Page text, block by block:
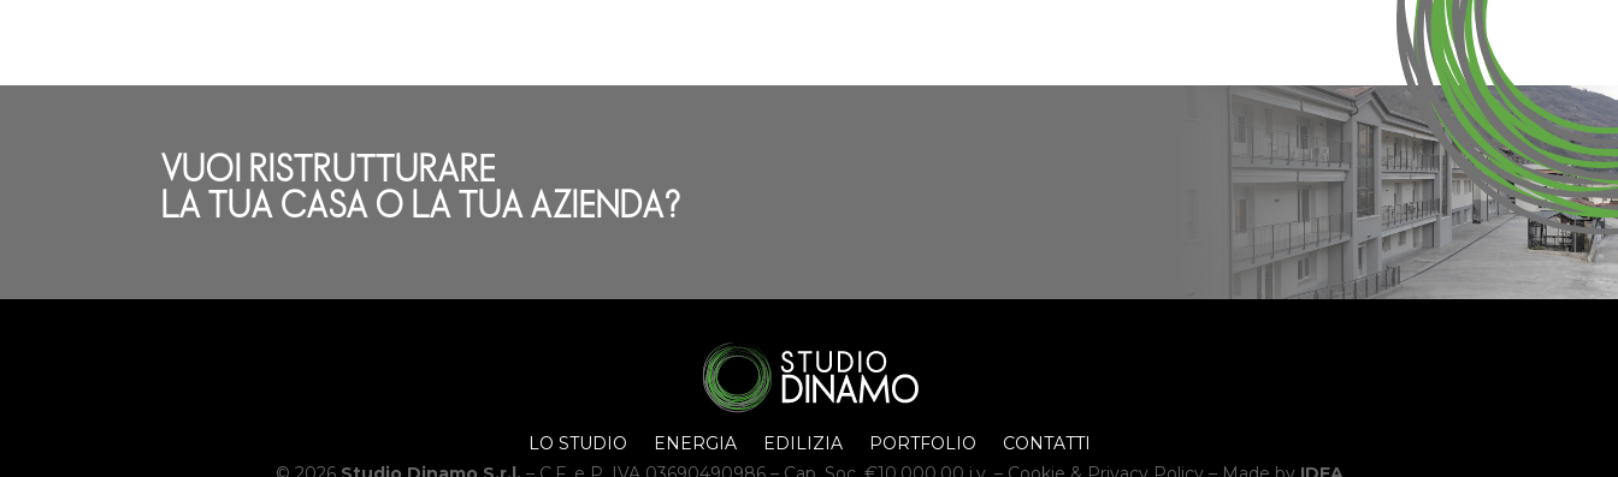
VUOI RISTRUTTURARE
LA TUA CASA O LA TUA AZIENDA?
LO STUDIO ENERGIA EDILIZIA PORTFOLIO
CONTATTI